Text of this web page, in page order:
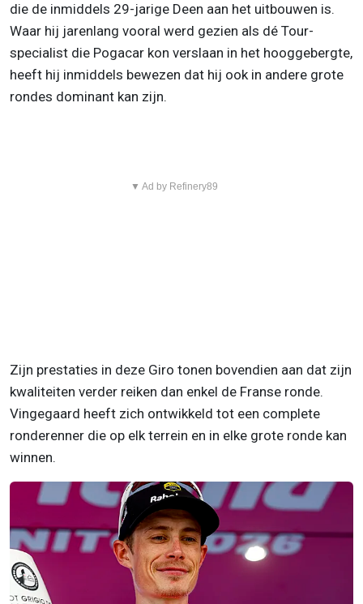
die de inmiddels 29-jarige Deen aan het uitbouwen is.
Waar hij jarenlang vooral werd gezien als dé Tour-
specialist die Pogacar kon verslaan in het hooggebergte,
heeft hij inmiddels bewezen dat hij ook in andere grote
rondes dominant kan zijn.
▼ Ad by Refinery89
Zijn prestaties in deze Giro tonen bovendien aan dat zijn
kwaliteiten verder reiken dan enkel de Franse ronde.
Vingegaard heeft zich ontwikkeld tot een complete
ronderenner die op elk terrein en in elke grote ronde kan
winnen.